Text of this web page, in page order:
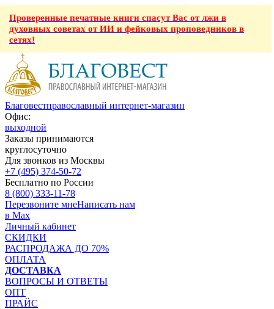
Проверенные печатные книги спасут Вас от лжи в
духовных советах от ИИ и фейковых проповедников в
сетях!
Благовестправославный интернет-магазин
Офис:
выходной
Заказы принимаются
круглосуточно
Для звонков из Москвы
+7 (495) 374-50-72
Бесплатно по России
8 (800) 333-11-78
Перезвоните мнеНаписать нам
в Max
Личный кабинет
СКИДКИ
РАСПРОДАЖА ДО 70%
ОПЛАТА
ДОСТАВКА
ВОПРОСЫ И ОТВЕТЫ
ОПТ
ПРАЙС